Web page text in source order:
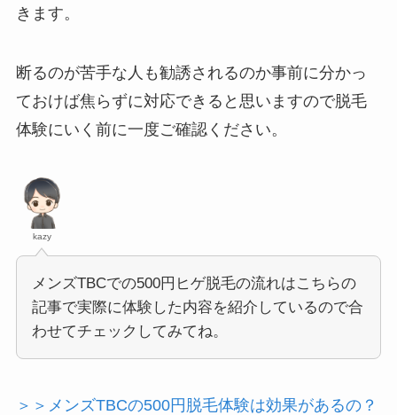
きます。
断るのが苦手な人も勧誘されるのか事前に分かっ
ておけば焦らずに対応できると思いますので脱毛
体験にいく前に一度ご確認ください。
kazy
メンズTBCでの500円ヒゲ脱毛の流れはこちらの
記事で実際に体験した内容を紹介しているので合
わせてチェックしてみてね。
＞＞メンズTBCの500円脱毛体験は効果があるの？